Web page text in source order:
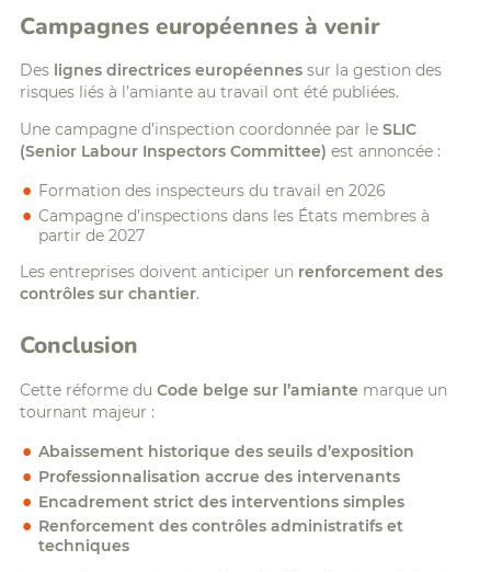
Campagnes européennes à venir
Des lignes directrices européennes sur la gestion des
risques liés à l’amiante au travail ont été publiées.
Une campagne d’inspection coordonnée par le SLIC
(Senior Labour Inspectors Committee) est annoncée :
Formation des inspecteurs du travail en 2026
Campagne d’inspections dans les États membres à
partir de 2027
Les entreprises doivent anticiper un renforcement des
contrôles sur chantier.
Conclusion
Cette réforme du Code belge sur l’amiante marque un
tournant majeur :
Abaissement historique des seuils d’exposition
Professionnalisation accrue des intervenants
Encadrement strict des interventions simples
Renforcement des contrôles administratifs et
techniques